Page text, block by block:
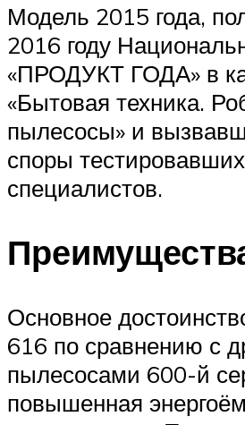
Модель 2015 года,
2016 году
«ПРОДУКТ ГОДА» в
«Бытовая техника.
пылесосы» и
споры
специалистов.
Основное
616 по сравнению с
пылесосами 600-й
повышенная